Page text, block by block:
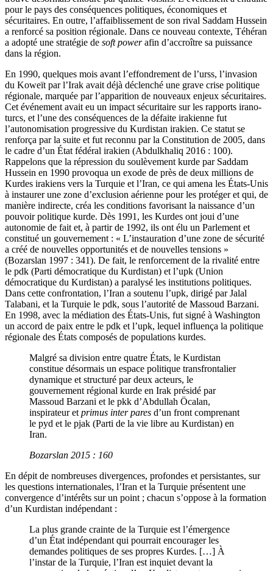
pour le pays des conséquences politiques, économiques et
sécuritaires. En outre, l’affaiblissement de son rival Saddam Hussein
a renforcé sa position régionale. Dans ce nouveau contexte, Téhéran
a adopté une stratégie de soft powerafin d’accroître sa puissance
dans la région.
En 1990, quelques mois avant l’effondrement de l’urss, l’invasion
du Koweït par l’Irak avait déjà déclenché une grave crise politique
régionale, marquée par l’apparition de nouveaux enjeux sécuritaires.
Cet événement avait eu un impact sécuritaire sur les rapports irano-
turcs, et l’une des conséquences de la défaite irakienne fut
l’autonomisation progressive du Kurdistan irakien. Ce statut se
renforça par la suite et fut reconnu par la Constitution de 2005, dans
le cadre d’un État fédéral irakien (Abdulkhaliq 2016 : 100).
Rappelons que la répression du soulèvement kurde par Saddam
Hussein en 1990 provoqua un exode de près de deux millions de
Kurdes irakiens vers la Turquie et l’Iran, ce qui amena les États-Unis
à instaurer une zone d’exclusion aérienne pour les protéger et qui, de
manière indirecte, créa les conditions favorisant la naissance d’un
pouvoir politique kurde. Dès 1991, les Kurdes ont joui d’une
autonomie de fait et, à partir de 1992, ils ont élu un Parlement et
constitué un gouvernement : « L’instauration d’une zone de sécurité
a créé de nouvelles opportunités et de nouvelles tensions »
(Bozarslan 1997 : 341). De fait, le renforcement de la rivalité entre
le pdk (Parti démocratique du Kurdistan) et l’upk (Union
démocratique du Kurdistan) a paralysé les institutions politiques.
Dans cette confrontation, l’Iran a soutenu l’upk, dirigé par Jalal
Talabani, et la Turquie le pdk, sous l’autorité de Massoud Barzani.
En 1998, avec la médiation des États-Unis, fut signé à Washington
un accord de paix entre le pdk et l’upk, lequel influença la politique
régionale des États composés de populations kurdes.
Malgré sa division entre quatre États, le Kurdistan
constitue désormais un espace politique transfrontalier
dynamique et structuré par deux acteurs, le
gouvernement régional kurde en Irak présidé par
Massoud Barzani et le pkk d’Abdullah Öcalan,
inspirateur et primus inter pares d’un front comprenant
le pyd et le pjak (Parti de la vie libre au Kurdistan) en
Iran.
Bozarslan 2015 : 160
En dépit de nombreuses divergences, profondes et persistantes, sur
les questions internationales, l’Iran et la Turquie présentent une
convergence d’intérêts sur un point ; chacun s’oppose à la formation
d’un Kurdistan indépendant :
La plus grande crainte de la Turquie est l’émergence
d’un État indépendant qui pourrait encourager les
demandes politiques de ses propres Kurdes. […] À
l’instar de la Turquie, l’Iran est inquiet devant la